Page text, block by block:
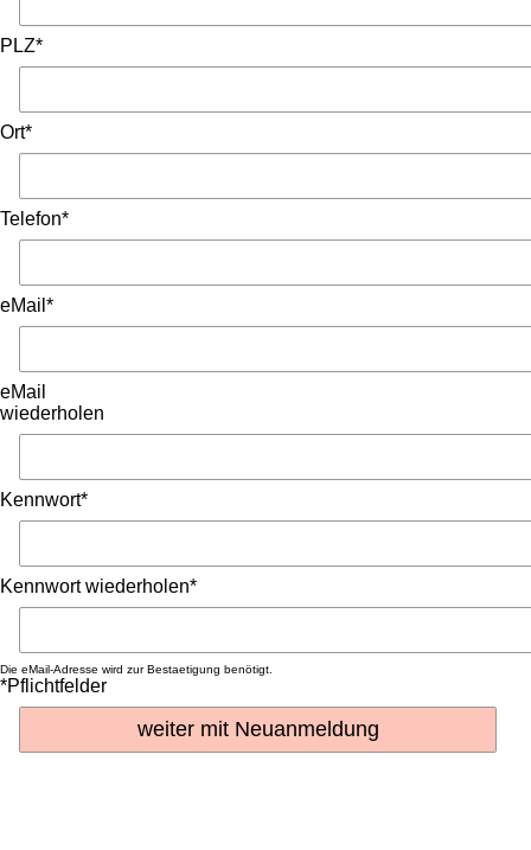
PLZ*
Ort*
Telefon*
eMail*
eMail
wiederholen
Kennwort*
Kennwort wiederholen*
Die eMail-Adresse wird zur Bestaetigung benötigt.
*Pflichtfelder